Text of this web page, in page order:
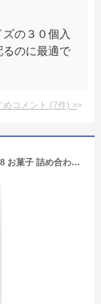
の３０個入
るのに最適で
コメント (7件) >
【送料無料】ダロワイヨ マカロンラスク 8枚 MRU8 お菓子 詰め合わせ ギフト スイーツ 人気 おしゃれ マカロン 焼き菓子 内祝い お返し 菓子折り 出産 結婚 快気祝い 引越し 挨拶 香典返し 法事 お供え 手土産 ／ のし包装 メッセージカード無料